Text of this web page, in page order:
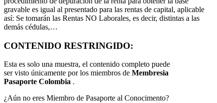
gravable es igual al presentado para las rentas de capital, aplicable
así: Se tomarán las Rentas NO Laborales, es decir, distintas a las
demás cédulas,…
CONTENIDO RESTRINGIDO:
Esta es solo una muestra, el contenido completo puede
ser visto únicamente por los miembros de Membresia
Pasaporte Colombia .
¿Aún no eres Miembro de Pasaporte al Conocimento?